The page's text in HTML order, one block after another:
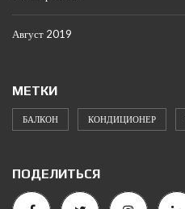
Август 2019
МЕТКИ
БАЛКОН КОНДИЦИОНЕР
ПОДЕЛИТЬСЯ